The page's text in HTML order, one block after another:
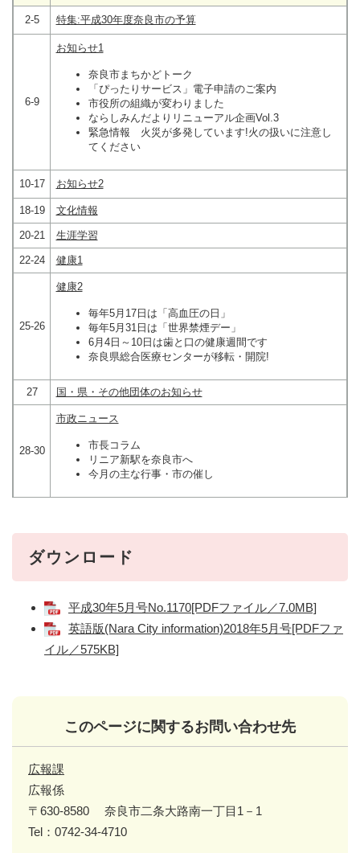
2-5 特集:平成30年度奈良市の予算
6-9
お知らせ1
奈良市まちかどトーク
「ぴったりサービス」電子申請のご案内
市役所の組織が変わりました
ならしみんだよりリニューアル企画Vol.3
緊急情報 火災が多発しています!火の扱いに注意し
てください
10-17 お知らせ2
18-19 文化情報
20-21 生涯学習
22-24 健康1
25-26
健康2
毎年5月17日は「高血圧の日」
毎年5月31日は「世界禁煙デー」
6月4日～10日は歯と口の健康週間です
奈良県総合医療センターが移転・開院!
27 国・県・その他団体のお知らせ
28-30
市政ニュース
市長コラム
リニア新駅を奈良市へ
今月の主な行事・市の催し
ダウンロード
平成30年5月号No.1170[PDFファイル／7.0MB]
英語版(Nara City information)2018年5月号[PDFファ
イル／575KB]
このページに関するお問い合わせ先
広報課
広報係
〒630-8580
奈良市二条大路南一丁目1－1
Tel：0742-34-4710